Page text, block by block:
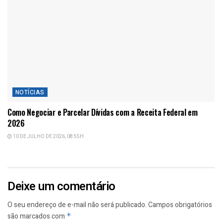
NOTÍCIAS
Como Negociar e Parcelar Dívidas com a Receita Federal em
2026
10 DE JULHO DE 2026, 08:55H
Deixe um comentário
O seu endereço de e-mail não será publicado.Campos obrigatórios
são marcados com *